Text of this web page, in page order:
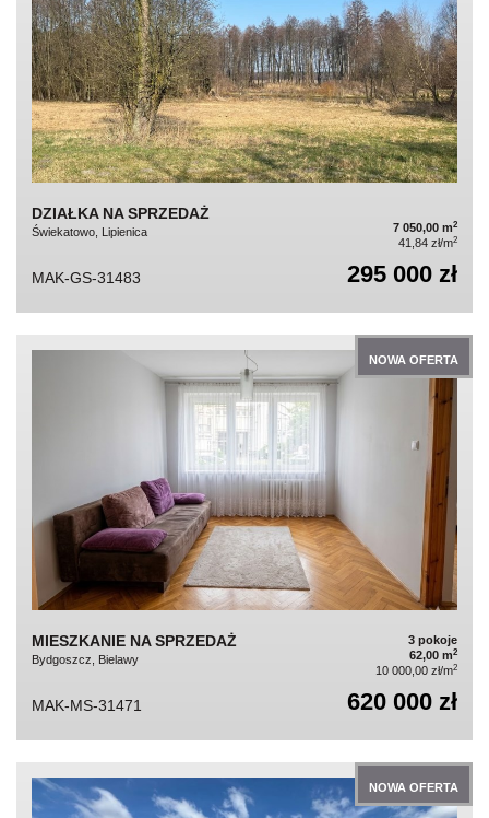
DZIAŁKA NA SPRZEDAŻ
Świekatowo, Lipienica 7 050,00 m2
41,84 zł/m2
MAK-GS-31483 295 000 zł
NOWA OFERTA
MIESZKANIE NA SPRZEDAŻ
Bydgoszcz, Bielawy
3 pokoje
62,00 m2
10 000,00 zł/m2
MAK-MS-31471 620 000 zł
NOWA OFERTA